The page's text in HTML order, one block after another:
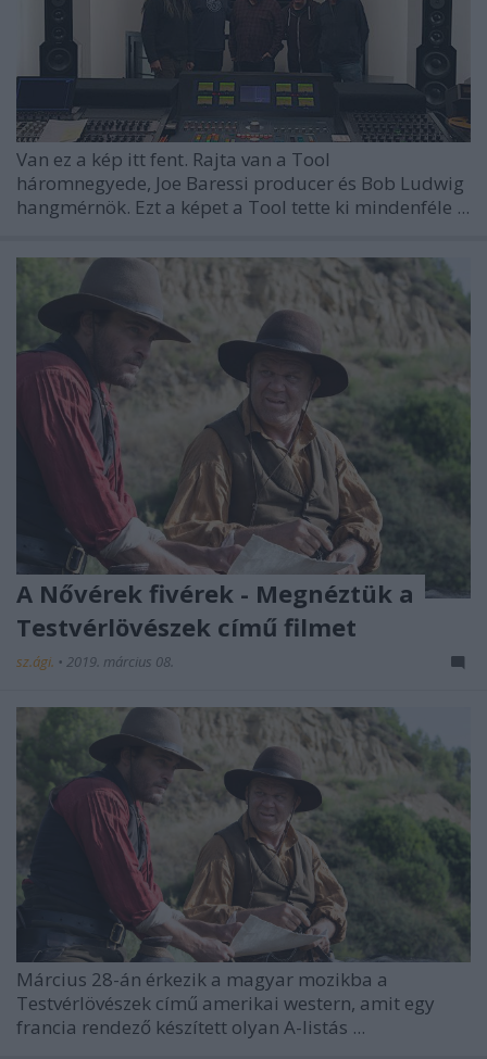
Van ez a kép itt fent. Rajta van a Tool
háromnegyede, Joe Baressi producer és Bob Ludwig
hangmérnök. Ezt a képet a Tool tette ki mindenféle ...
A Nővérek fivérek - Megnéztük a
Testvérlövészek című filmet
sz.ági. • 2019. március 08.
Március 28-án érkezik a magyar mozikba a
Testvérlövészek című amerikai western, amit egy
francia rendező készített olyan A-listás ...